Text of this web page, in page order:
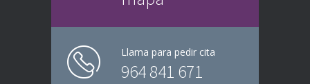
Llama para pedir cita
964 841 671